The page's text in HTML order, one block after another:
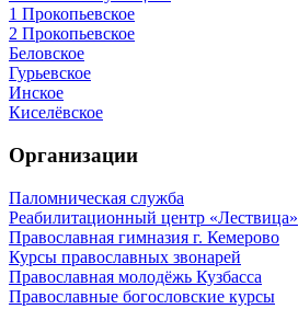
1 Прокопьевское
2 Прокопьевское
Беловское
Гурьевское
Инское
Киселёвское
Организации
Паломническая служба
Реабилитационный центр «Лествица»
Православная гимназия г. Кемерово
Курсы православных звонарей
Православная молодёжь Кузбасса
Православные богословские курсы